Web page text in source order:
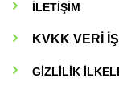
İLETİŞİM
KVKK VERİ
GİZLİLİK